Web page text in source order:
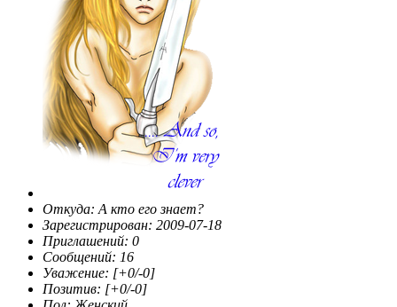
Откуда: А кто его знает?
Зарегистрирован: 2009-07-18
Приглашений: 0
Сообщений: 16
Уважение: [+0/-0]
Позитив: [+0/-0]